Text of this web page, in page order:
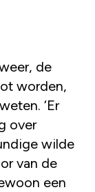
de
worden,
‘Er
over
wilde
van de
een